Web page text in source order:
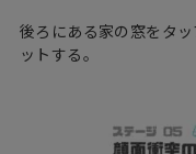
後ろにある家の窓をタ
ットする。